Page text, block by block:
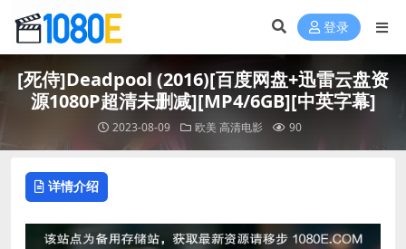
登录
[死侍]Deadpool (2016)[百度网盘+迅雷云盘资
源1080P超清未删减][MP4/6GB][中英字幕]
2023-08-09 欧美 高清电影 90
详情介绍